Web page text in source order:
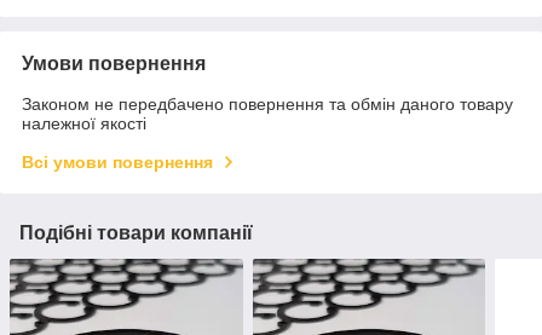
Умови повернення
Законом не передбачено повернення та обмін даного товару
належної якості
Всі умови повернення
Подібні товари компанії